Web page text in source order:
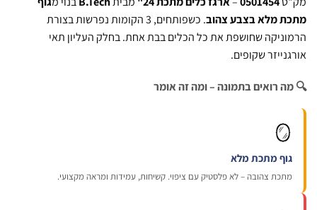
מלא בצבע צהוב
. כשפותחים, 3 הקומות נפרשות בצורת
שחושפת את כל הכלים בבת אחת. בחלק העליון תאי
שקופים.
רואים בתמונה – ומה זה אומר
מתכת מלא
צהובה – לא פלסטיק עם ציפוי. קשיחות, עמידות ומראה מקצועי.